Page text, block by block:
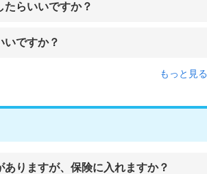
らいいですか？
いですか？
もっと見る
りますが、保険に入れますか？